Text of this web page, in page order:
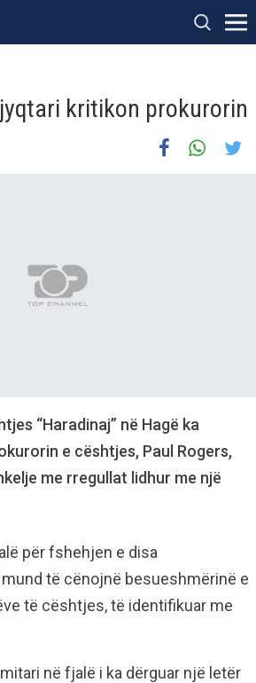
kritikon prokurorin
“Haradinaj” në Hagë ka
e cështjes, Paul Rogers,
me rregullat lidhur me një
për fshehjen e disa
të cënojnë besueshmërinë e
të cështjes, të identifikuar me
në fjalë i ka dërguar një letër